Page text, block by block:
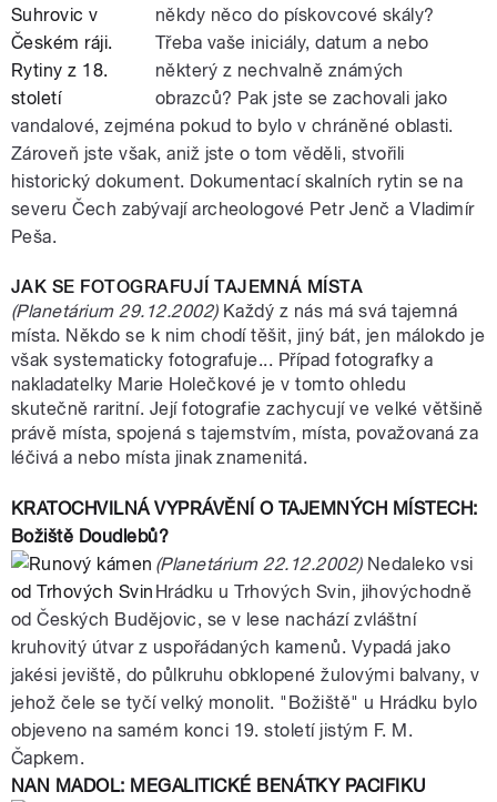
někdy něco do pískovcové skály?
Třeba vaše iniciály, datum a nebo
některý z nechvalně známých
obrazců? Pak jste se zachovali jako
vandalové, zejména pokud to bylo v chráněné oblasti.
Zároveň jste však, aniž jste o tom věděli, stvořili
historický dokument. Dokumentací skalních rytin se na
severu Čech zabývají archeologové Petr Jenč a Vladimír
Peša.
JAK SE FOTOGRAFUJÍ TAJEMNÁ MÍSTA
(Planetárium 29.12.2002)Každý z nás má svá tajemná
místa. Někdo se k nim chodí těšit, jiný bát, jen málokdo je
však systematicky fotografuje... Případ fotografky a
nakladatelky Marie Holečkové je v tomto ohledu
skutečně raritní. Její fotografie zachycují ve velké většině
právě místa, spojená s tajemstvím, místa, považovaná za
léčivá a nebo místa jinak znamenitá.
KRATOCHVILNÁ VYPRÁVĚNÍ O TAJEMNÝCH MÍSTECH:
Božiště Doudlebů?
(Planetárium 22.12.2002)Nedaleko vsi
Hrádku u Trhových Svin, jihovýchodně
od Českých Budějovic, se v lese nachází zvláštní
kruhovitý útvar z uspořádaných kamenů. Vypadá jako
jakési jeviště, do půlkruhu obklopené žulovými balvany, v
jehož čele se tyčí velký monolit. "Božiště" u Hrádku bylo
objeveno na samém konci 19. století jistým F. M.
Čapkem.
NAN MADOL: MEGALITICKÉ BENÁTKY PACIFIKU